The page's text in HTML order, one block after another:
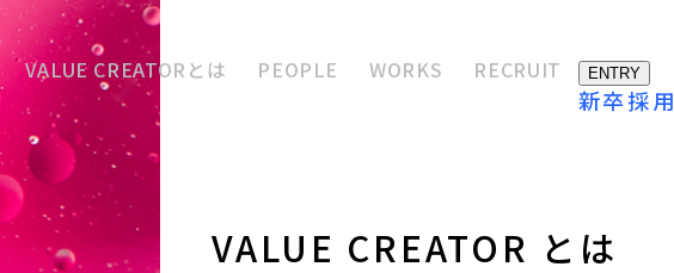
VALUE CREATORとは PEOPLE WORKS RECRUIT ENTRY
新卒採用
VALUE CREATOR とは